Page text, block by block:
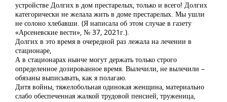
устройстве Долгих в дом престарелых, только и всего! Долгих
категорически не желала жить в доме престарелых. Мы ушли
не солоно хлебавши. (Я написала об этом случае в газету
«Арсеневские вести», № 37, 2021г.).
Долгих в это время в очередной раз лежала на лечении в
стационаре,
А в стационарах нынче могут держать только строго
определенное дозированное время. Вылечили, не вылечили –
обязаны выписывать, как я полагаю.
Дитя войны, тяжелобольная одинокая женщина, материально
слабо обеспеченная жалкой трудовой пенсией, труженица,